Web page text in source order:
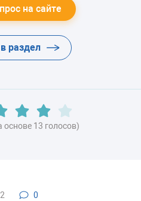
на сайте
раздел
основе 13 голосов)
0